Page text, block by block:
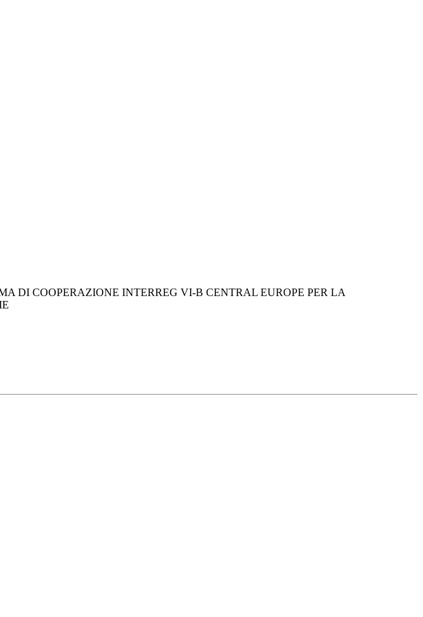
DI COOPERAZIONE INTERREG VI-B CENTRAL EUROPE PER LA